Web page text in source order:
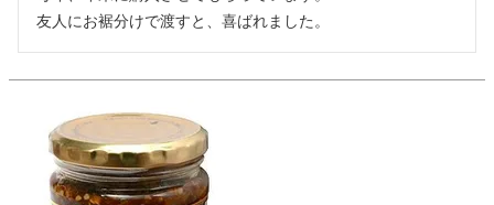
友人にお裾分けで渡すと、喜ばれました。